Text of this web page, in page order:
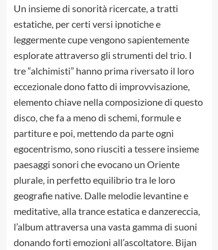
Un insieme di sonorità ricercate, a tratti
estatiche, per certi versi ipnotiche e
leggermente cupe vengono sapientemente
esplorate attraverso gli strumenti del trio. I
tre “alchimisti” hanno prima riversato il loro
eccezionale dono fatto di improvvisazione,
elemento chiave nella composizione di questo
disco, che fa a meno di schemi, formule e
partiture e poi, mettendo da parte ogni
egocentrismo, sono riusciti a tessere insieme
paesaggi sonori che evocano un Oriente
plurale, in perfetto equilibrio tra le loro
geografie native. Dalle melodie levantine e
meditative, alla trance estatica e danzereccia,
l’album attraversa una vasta gamma di suoni
donando forti emozioni all’ascoltatore. Bijan